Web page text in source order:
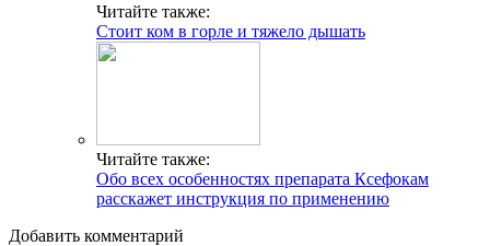
Читайте также:
Стоит ком в горле и тяжело дышать
Читайте также:
Обо всех особенностях препарата Ксефокам
расскажет инструкция по применению
Добавить комментарий